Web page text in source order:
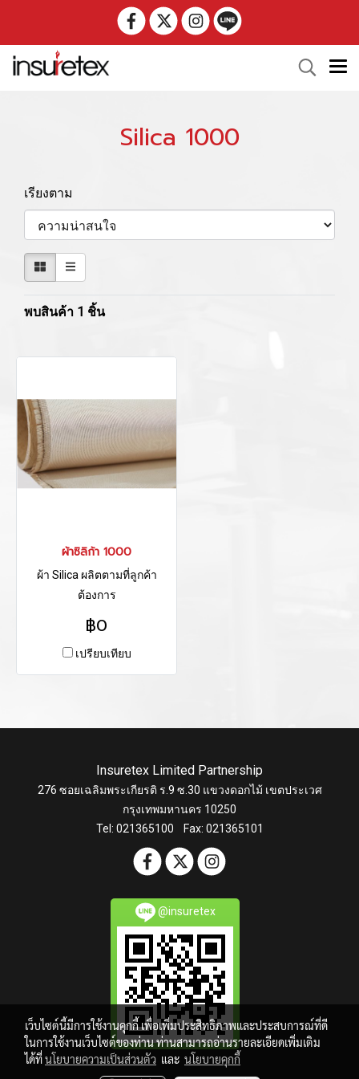
Silica 1000
เรียงตาม
พบสินค้า 1 ชิ้น
ผ้าซิลิก้า 1000
ผ้า Silica ผลิตตามที่ลูกค้า
ต้องการ
฿0
เปรียบเทียบ
Insuretex Limited Partnership
276 ซอยเฉลิมพระเกียรติ ร.9 ซ.30 แขวงดอกไม้ เขตประเวศ
กรุงเทพมหานคร 10250
Tel: 021365100 Fax: 021365101
@insuretex
เว็บไซต์นี้มีการใช้งานคุกกี้ เพื่อเพิ่มประสิทธิภาพและประสบการณ์ที่ดี
ในการใช้งานเว็บไซต์ของท่าน ท่านสามารถอ่านรายละเอียดเพิ่มเติม
ได้ที่นโยบายความเป็นส่วนตัว และ นโยบายคุกกี้